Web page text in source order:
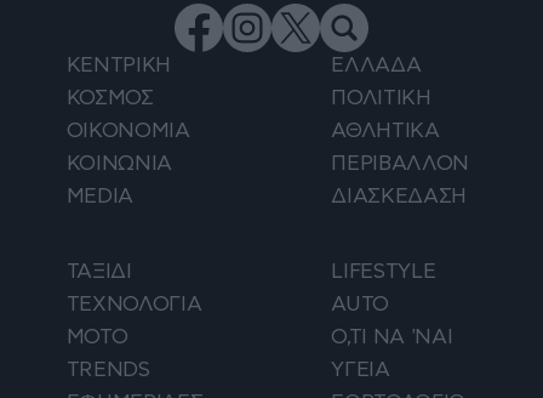
ΚΕΝΤΡΙΚΗ
ΕΛΛΑΔΑ
ΚΟΣΜΟΣ
ΠΟΛΙΤΙΚΗ
ΟΙΚΟΝΟΜΙΑ
ΑΘΛΗΤΙΚΑ
ΚΟΙΝΩΝΙΑ
ΠΕΡΙΒΑΛΛΟΝ
MEDIA
ΔΙΑΣΚΕΔΑΣΗ
ΤΑΞΙΔΙ
LIFESTYLE
ΤΕΧΝΟΛΟΓΙΑ
AUTO
ΜΟΤΟ
Ο,ΤΙ ΝΑ 'ΝΑΙ
TRENDS
ΥΓΕΙΑ